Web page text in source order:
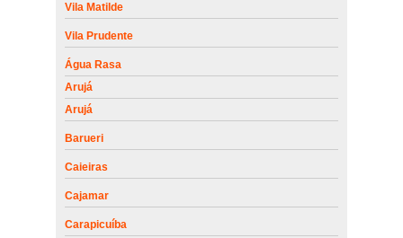
Vila Matilde
Vila Prudente
Água Rasa
Arujá
Arujá
Barueri
Caieiras
Cajamar
Carapicuíba